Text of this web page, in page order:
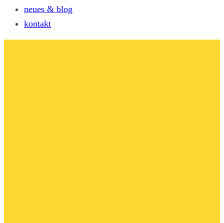
neues & blog
kontakt